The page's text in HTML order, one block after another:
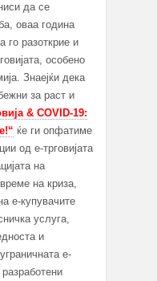
да се
оваа година
го разоткрие и
особено
Знаејќи дека
за раст и
& COVID-19:
ќе ги опфатиме
од е-трговијата
на
на криза,
е-купувачите
услуга,
и
е-